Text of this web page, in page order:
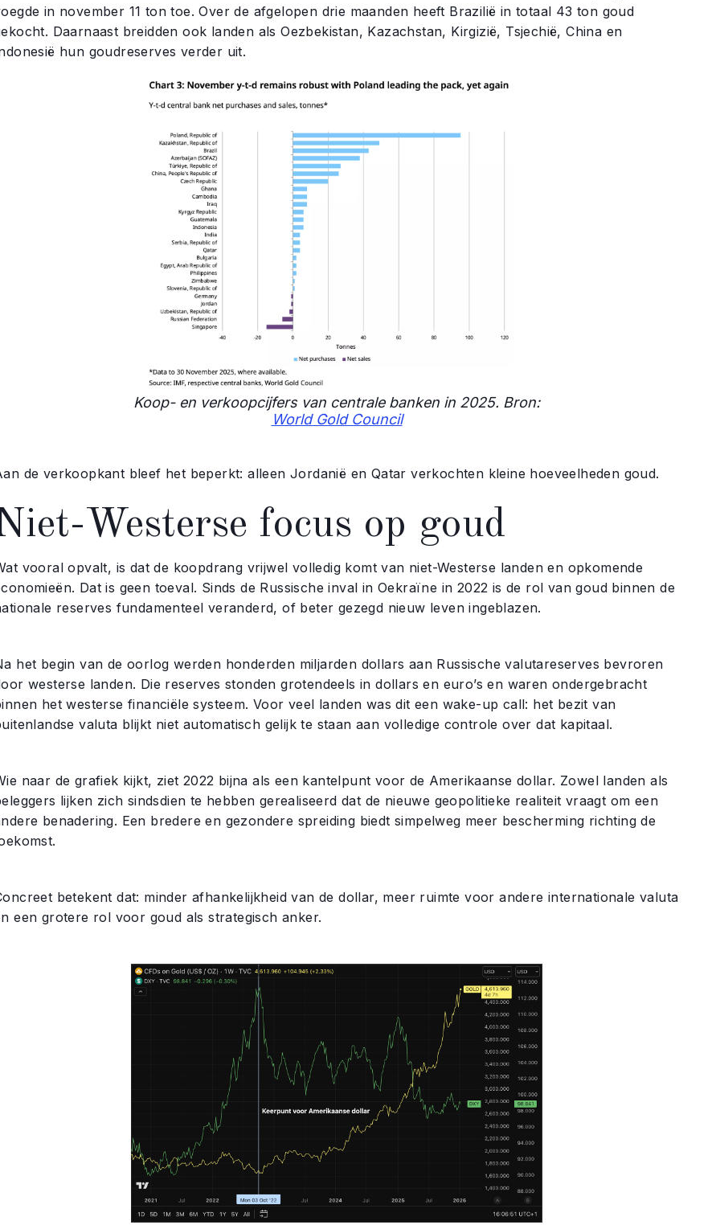
in november 11 ton toe. Over de afgelopen drie maanden heeft Brazilië in totaal 43 ton goud
Daarnaast breidden ook landen als Oezbekistan, Kazachstan, Kirgizië, Tsjechië, China en
hun goudreserves verder uit.
Koop- en verkoopcijfers van centrale banken in 2025. Bron:
World Gold Council
de verkoopkant bleef het beperkt: alleen Jordanië en Qatar verkochten kleine hoeveelheden goud.
Westerse focus op goud
vooral opvalt, is dat de koopdrang vrijwel volledig komt van niet-Westerse landen en opkomende
Dat is geen toeval. Sinds de Russische inval in Oekraïne in 2022 is de rol van goud binnen de
reserves fundamenteel veranderd, of beter gezegd nieuw leven ingeblazen.
het begin van de oorlog werden honderden miljarden dollars aan Russische valutareserves bevroren
westerse landen. Die reserves stonden grotendeels in dollars en euro’s en waren ondergebracht
het westerse financiële systeem. Voor veel landen was dit een wake-up call: het bezit van
valuta blijkt niet automatisch gelijk te staan aan volledige controle over dat kapitaal.
naar de grafiek kijkt, ziet 2022 bijna als een kantelpunt voor de Amerikaanse dollar. Zowel landen als
lijken zich sindsdien te hebben gerealiseerd dat de nieuwe geopolitieke realiteit vraagt om een
benadering. Een bredere en gezondere spreiding biedt simpelweg meer bescherming richting de
betekent dat: minder afhankelijkheid van de dollar, meer ruimte voor andere internationale valuta
een grotere rol voor goud als strategisch anker.